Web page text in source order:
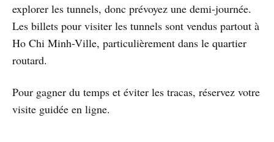
explorer les tunnels, donc prévoyez une demi-journée.
Les billets pour visiter les tunnels sont vendus partout à
Ho Chi Minh-Ville, particulièrement dans le quartier
routard.
Pour gagner du temps et éviter les tracas, réservez votre
visite guidée en ligne.